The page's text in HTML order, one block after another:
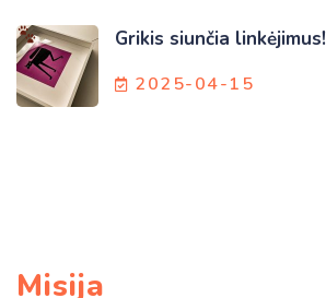
Grikis siunčia linkėjimus!
2025-04-15
Misija